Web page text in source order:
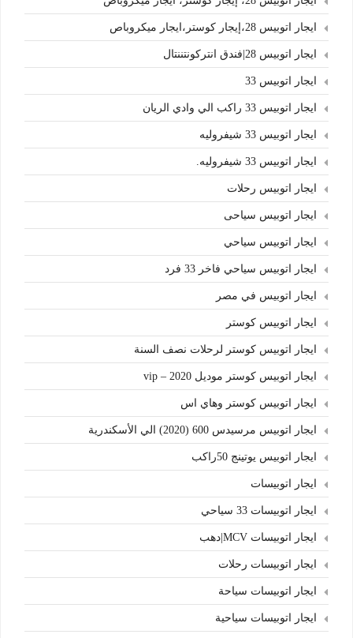
ايجار اتوبيس 28،إيجار كوستر،ايجار ميكروباص
ايجار اتوبيس 28|فندق انتركونتننتال
ايجار اتوبيس 33
ايجار اتوبيس 33 راكب الي وادي الريان
ايجار اتوبيس 33 شيفروليه
ايجار اتوبيس 33 شيفروليه.
ايجار اتوبيس رحلات
ايجار اتوبيس سياحى
ايجار اتوبيس سياحي
ايجار اتوبيس سياحي فاخر 33 فرد
ايجار اتوبيس في مصر
ايجار اتوبيس كوستر
ايجار اتوبيس كوستر لرحلات نصف السنة
ايجار اتوبيس كوستر موديل 2020 – vip
ايجار اتوبيس كوستر وهاي اس
ايجار اتوبيس مرسيدس 600 (2020) الي الأسكندرية
ايجار اتوبيس يوتينج 50راكب
ايجار اتوبيسات
ايجار اتوبيسات 33 سياحي
ايجار اتوبيسات MCV|دهب
ايجار اتوبيسات رحلات
ايجار اتوبيسات سياحة
ايجار اتوبيسات سياحية